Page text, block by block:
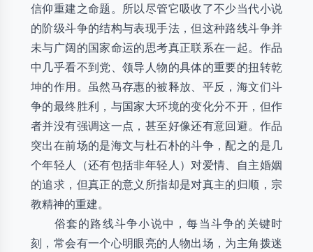
信仰重建之命题。所以尽管它吸收了不少当代小说
的阶级斗争的结构与表现手法，但这种路线斗争并
未与广阔的国家命运的思考真正联系在一起。作品
中几乎看不到党、领导人物的具体的重要的扭转乾
坤的作用。虽然马存惠的被释放、平反，海文们斗
争的最终胜利，与国家大环境的变化分不开，但作
者并没有强调这一点，甚至好像还有意回避。作品
突出在前场的是海文与杜石朴的斗争，配之的是几
个年轻人（还有包括非年轻人）对爱情、自主婚姻
的追求，但真正的意义所指却是对真主的归顺，宗
教精神的重建。
俗套的路线斗争小说中，每当斗争的关键时
刻，常会有一个心明眼亮的人物出场，为主角拨迷